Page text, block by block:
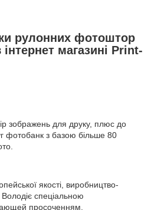
рулонних фотоштор
магазині Print-
зображень для друку, плюс до
фотобанк з базою більше 80
якості, виробництво-
спеціальною
просоченням.